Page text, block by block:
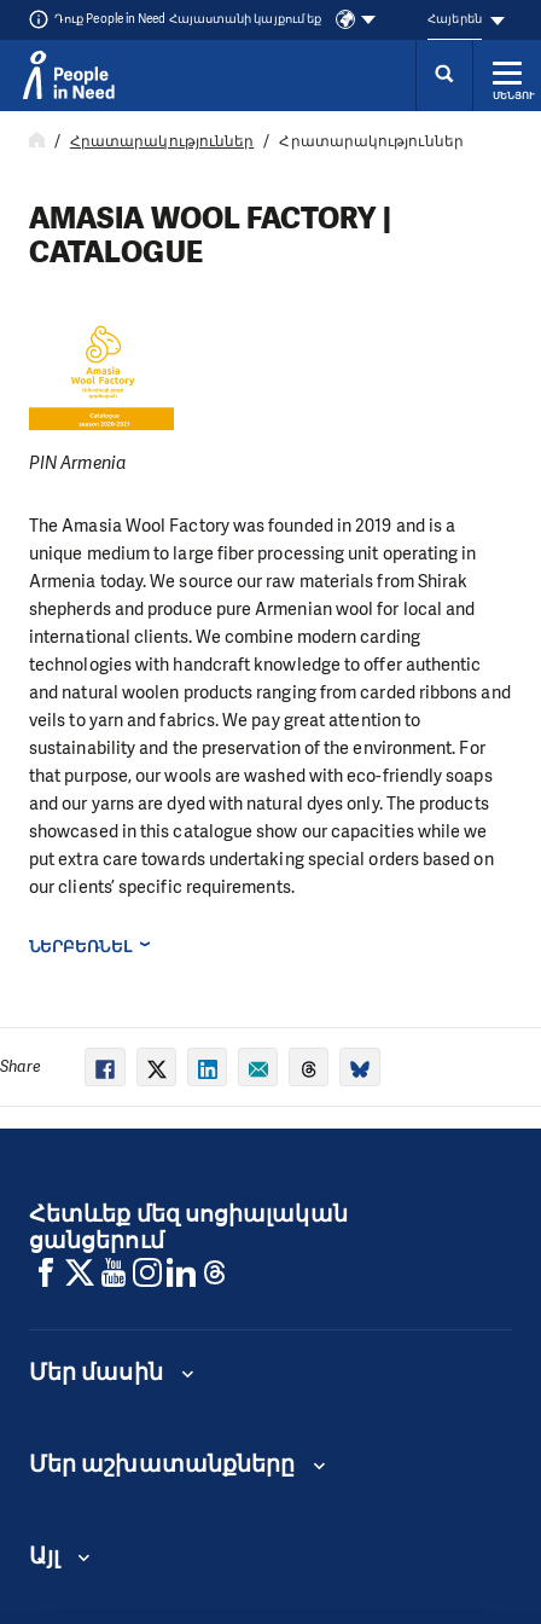
Přeskočit na obsah
Դուք People in Need Հայաստանի կայքում եք Հայերեն
ՄԵՆՅՈՒ
Հրատարակություններ Հրատարակություններ
AMASIA WOOL FACTORY |
CATALOGUE
PIN Armenia
The Amasia Wool Factory was founded in 2019 and is a
unique medium to large fiber processing unit operating in
Armenia today. We source our raw materials from Shirak
shepherds and produce pure Armenian wool for local and
international clients. We combine modern carding
technologies with handcraft knowledge to offer authentic
and natural woolen products ranging from carded ribbons and
veils to yarn and fabrics. We pay great attention to
sustainability and the preservation of the environment. For
that purpose, our wools are washed with eco-friendly soaps
and our yarns are dyed with natural dyes only. The products
showcased in this catalogue show our capacities while we
put extra care towards undertaking special orders based on
our clients’ specific requirements.
ՆԵՐԲԵՌՆԵԼ
Share
Հետևեք մեզ սոցիալական
ցանցերում
Մեր մասին
Մեր աշխատանքները
Այլ